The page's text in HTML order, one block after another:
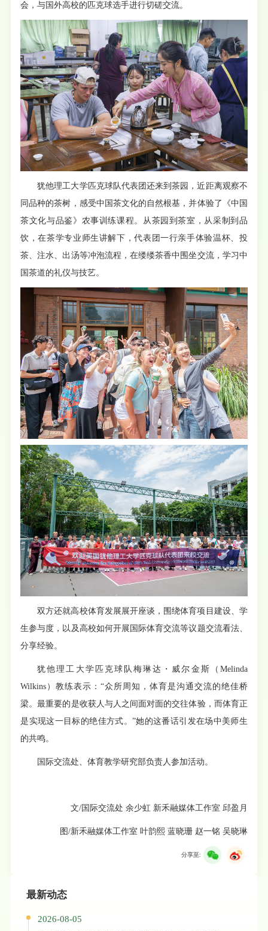
会，与国外高校的匹克球选手进行切磋交流。
犹他理工大学匹克球队代表团还来到茶园，近距离观察不
同品种的茶树，感受中国茶文化的自然根基，并体验了《中国
茶文化与品鉴》农事训练课程。从茶园到茶室，从采制到品
饮，在茶学专业师生讲解下，代表团一行亲手体验温杯、投
茶、注水、出汤等冲泡流程，在缕缕茶香中围坐交流，学习中
国茶道的礼仪与技艺。
双方还就高校体育发展展开座谈，围绕体育项目建设、学
生参与度，以及高校如何开展国际体育交流等议题交流看法、
分享经验。
犹他理工大学匹克球队梅琳达・威尔金斯（Melinda
Wilkins）教练表示：“众所周知，体育是沟通交流的绝佳桥
梁。最重要的是收获人与人之间面对面的交往体验，而体育正
是实现这一目标的绝佳方式。”她的这番话引发在场中美师生
的共鸣。
国际交流处、体育教学研究部负责人参加活动。
文/国际交流处 余少虹 新禾融媒体工作室 邱盈月
图/新禾融媒体工作室 叶韵熙 蓝晓珊 赵一铭 吴晓琳
分享至:
最新动态
2026-08-05